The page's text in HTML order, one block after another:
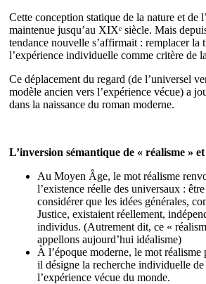
Cette conception statique de la nature et de
maintenue jusqu’au XIXᵉ siècle. Mais
tendance nouvelle s’affirmait : remplacer la
l’expérience individuelle comme critère de
Ce déplacement du regard (de l’universel
modèle ancien vers l’expérience vécue) a
dans la naissance du roman moderne.
L’inversion sémantique de « réalisme »
Au Moyen Âge, le mot réalisme
l’existence réelle des universaux :
considérer que les idées générales,
Justice, existaient réellement,
individus. (Autrement dit, ce «
appellons aujourd’hui idéalisme)
À l’époque moderne, le mot réalisme
il désigne la recherche individuelle
l’expérience vécue du monde.